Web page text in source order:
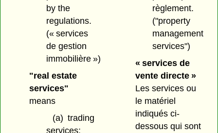
by the
regulations.
(« services
de gestion
immobilière »)
"real estate
services"
means
(a) trading
services;
règlement.
("property
management
services")
« services de
vente directe »
Les services ou
le matériel
indiqués ci-
dessous qui sont